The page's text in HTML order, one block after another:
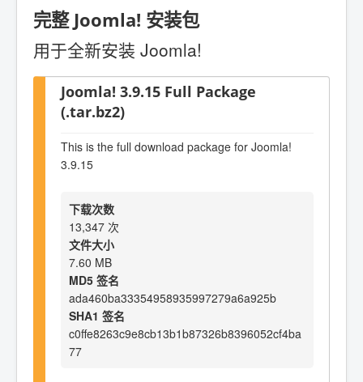
完整 Joomla! 安装包
用于全新安装 Joomla!
Joomla! 3.9.15 Full Package
(.tar.bz2)
This is the full download package for Joomla!
3.9.15
下载次数
13,347 次
文件大小
7.60 MB
MD5 签名
ada460ba33354958935997279a6a925b
SHA1 签名
c0ffe8263c9e8cb13b1b87326b8396052cf4ba
77